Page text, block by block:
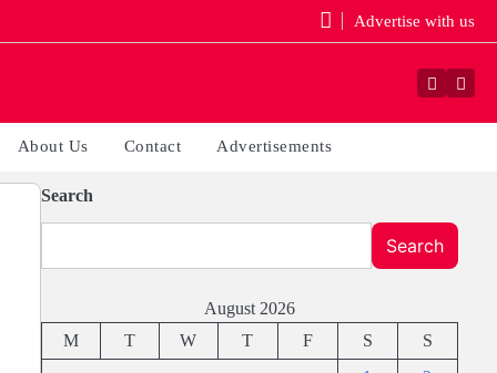
Advertise with us
Facebook
About Us Contact Advertisements
Search
Search
August 2026
M
T W T F S
S